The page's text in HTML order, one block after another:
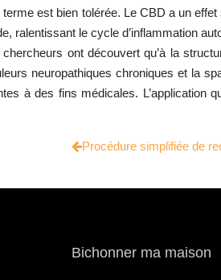
est bien tolérée. Le CBD a un
ralentissant le cycle d’inflammation
ont découvert qu’à la
neuropathiques chroniques et la
à des fins médicales. L’application
Procédure simplifiée de
Bichonner ma maison